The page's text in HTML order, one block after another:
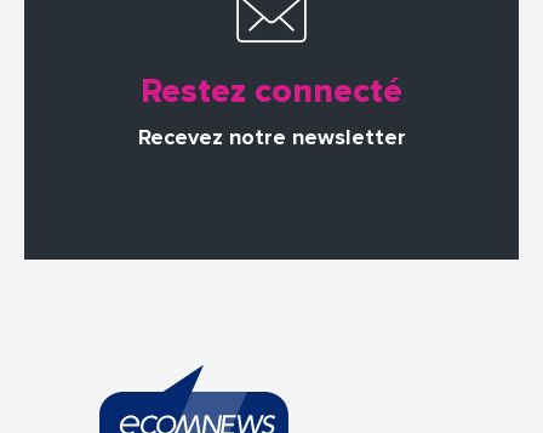
Restez connecté
Recevez notre newsletter